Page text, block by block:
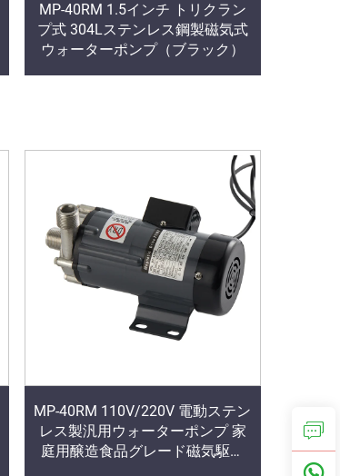
MP-40RM 1.5インチ トリクラン
プ式 304Lステンレス鋼製磁気式
ウォーターポンプ（ブラック）
MP-40RM 110V/220V 電動ステン
レス製汎用ウォーターポンプ 家
庭用醸造食品グレード磁気駆動